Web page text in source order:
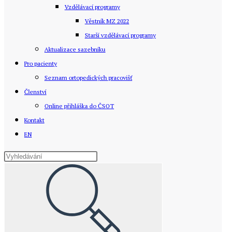
Vzdělávací programy
Věstník MZ 2022
Starší vzdělávací­ programy
Aktualizace sazebníku
Pro pacienty
Seznam ortopedických pracovišť
Členství
Online přihláška do ČSOT
Kontakt
EN